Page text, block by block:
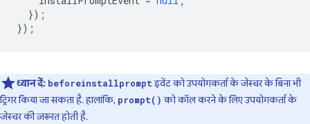
});
});
ध्यान दें: beforeinstallpromptइवेंट को उपयोगकर्ता के जेस्चर के बिना भी
ट्रिगर किया जा सकता है. हालांकि, prompt() को कॉल करने के लिए उपयोगकर्ता के
जेस्चर की ज़रूरत होती है.